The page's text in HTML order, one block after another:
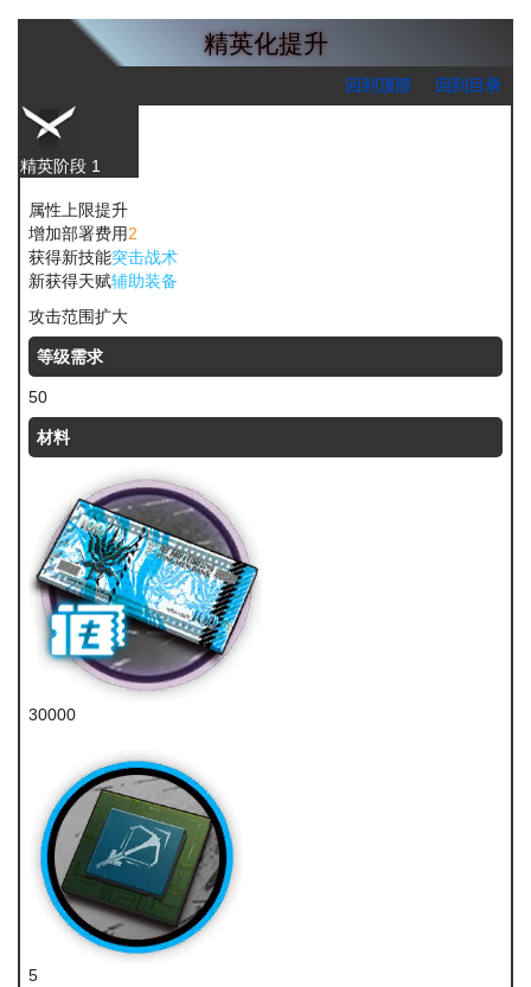
精英化提升
回到顶部 回到目录
精英阶段 1
属性上限提升
增加部署费用2
获得新技能突击战术
新获得天赋辅助装备
攻击范围扩大
等级需求
50
材料
30000
5